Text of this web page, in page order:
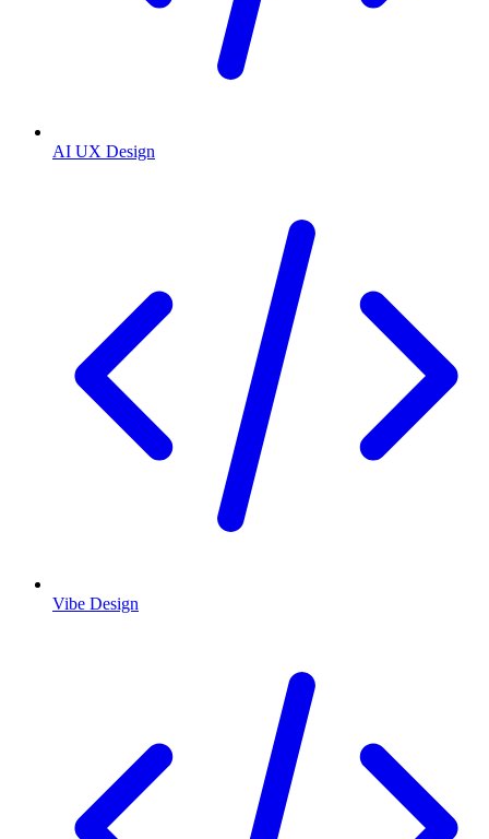
AI UX Design
Vibe Design